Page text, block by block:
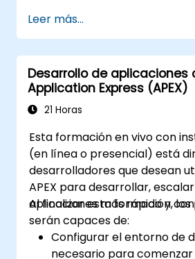
Aplicar medidas de
para proteger las
de APEX.
Integrar aplicaciones
externos y garantizar un
fluido de datos.
aplicaciones APEX
prácticas.
Leer más...
Desarrollo de aplicaciones
Application Express (APEX)
21 Horas
Esta formación en vivo con
(en línea o presencial) está
desarrolladores que desean
APEX para desarrollar,
aplicaciones más rápido y
Al finalizar esta formación,
serán capaces de:
Configurar el entorno de
necesario para